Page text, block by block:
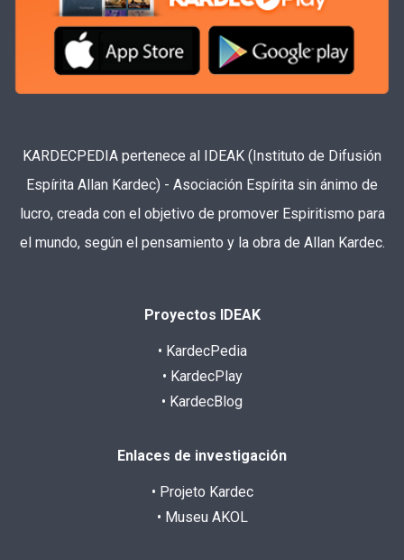
KARDECPEDIA pertenece al IDEAK (Instituto de Difusión
Espírita Allan Kardec) - Asociación Espírita sin ánimo de
lucro, creada con el objetivo de promover Espiritismo para
el mundo, según el pensamiento y la obra de Allan Kardec.
Proyectos IDEAK
• KardecPedia
• KardecPlay
• KardecBlog
Enlaces de investigación
• Projeto Kardec
• Museu AKOL